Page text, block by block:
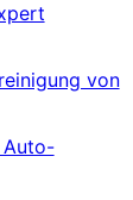
von
Auto-